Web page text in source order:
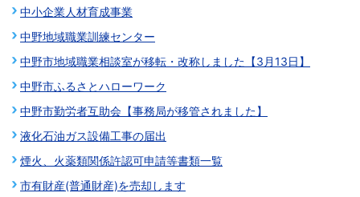
中小企業人材育成事業
中野地域職業訓練センター
中野市地域職業相談室が移転・改称しました【3月13日】
中野市ふるさとハローワーク
中野市勤労者互助会【事務局が移管されました】
液化石油ガス設備工事の届出
煙火、火薬類関係許認可申請等書類一覧
市有財産(普通財産)を売却します